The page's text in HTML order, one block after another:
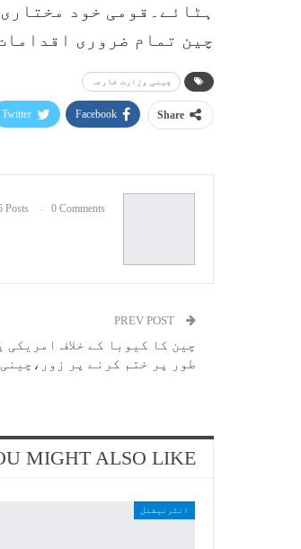
ہٹائے۔قومی خود
چین تمام ضروری
چینی وزارت خارجہ
Share
Facebook
Twitter
Posts 0 Comments
چین کا کیوبا کے خلاف امریکی
طور پر ختم کرنے پر زور،چینی
MIGHT ALSO LIKE
انٹرنیشنل